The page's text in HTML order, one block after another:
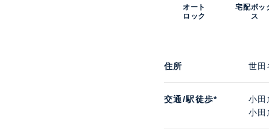
オート
ロック
宅配ボッ
ス
住所 世田
交通/駅徒歩*
小
小